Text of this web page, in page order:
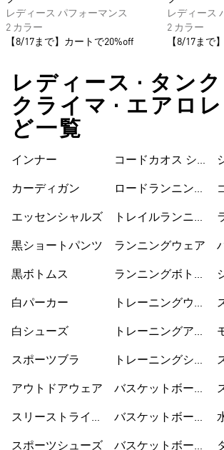
レディース パフォーマンス
2 カラー
【8/17まで】カートで20%off
レディース
2 カラー
【8/17まで
レディース • タン
クライマ • エアロ
ど一覧
インナー
カーディガン
エッセンシャルズ
黒ショートパンツ
黒ボトムス
白パーカー
白シューズ
スポーツブラ
アウトドアウェア
スリーストライプ
スポーツシューズ
コードカオス シ
ロードランニング
トレイルランニン
ランニングウェア
ランニングボトム
トレーニングウェ
トレーニングアク
トレーニングシュ
バスケットボール
バスケットボール
バスケットボール